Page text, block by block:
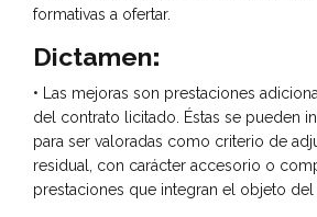
formativas a ofertar.
Dictamen:
• Las mejoras son prestaciones
del contrato licitado. Éstas se pueden
para ser valoradas como criterio de
residual, con carácter accesorio o
prestaciones que integran el objeto del